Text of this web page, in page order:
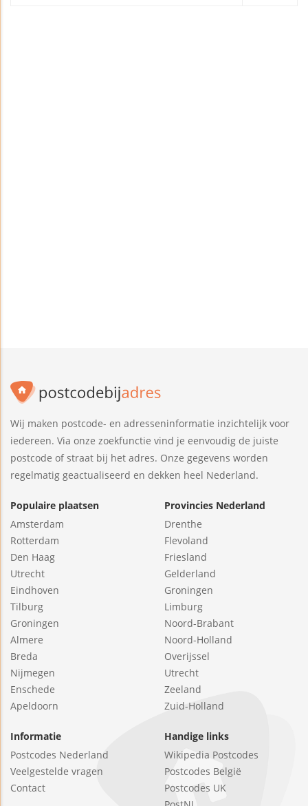
Wij maken postcode- en adresseninformatie inzichtelijk voor
iedereen. Via onze zoekfunctie vind je eenvoudig de juiste
postcode of straat bij het adres. Onze gegevens worden
regelmatig geactualiseerd en dekken heel Nederland.
Populaire plaatsen
Amsterdam
Rotterdam
Den Haag
Utrecht
Eindhoven
Tilburg
Groningen
Almere
Breda
Nijmegen
Enschede
Apeldoorn
Provincies Nederland
Drenthe
Flevoland
Friesland
Gelderland
Groningen
Limburg
Noord-Brabant
Noord-Holland
Overijssel
Utrecht
Zeeland
Zuid-Holland
Informatie
Postcodes Nederland
Veelgestelde vragen
Contact
Handige links
Wikipedia Postcodes
Postcodes België
Postcodes UK